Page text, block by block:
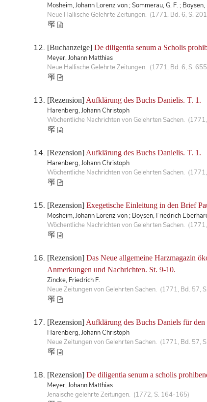
Mosheim, Johann Lorenz von ; Sommerau, G. F. ;
Neue Hallische Gelehrte Zeitungen. (1771, Bd. 6, S.
[Buchanzeige] De diligentia senum a Scholis
Meyer, Johann Matthias
Neue Hallische Gelehrte Zeitungen. (1771, Bd. 6, S.
[Rezension] Aufklärung des Buchs Danielis. T. 1.
Harenberg, Johann Christoph
Wöchentliche Nachrichten von Gelehrten Sachen.
[Rezension] Aufklärung des Buchs Danielis. T. 1.
Harenberg, Johann Christoph
Wöchentliche Nachrichten von Gelehrten Sachen.
[Rezension] Exegetische Einleitung in den Brief
Mosheim, Johann Lorenz von ; Boysen, Friedrich
Wöchentliche Nachrichten von Gelehrten Sachen.
[Rezension] Das Neue allgemeine Harzmagazin
Anmerkungen und Nachrichten. St. 9-10.
Zincke, Friedrich F.
Neue Zeitungen von Gelehrten Sachen. (1771, Bd. 57,
[Rezension] Aufklärung des Buchs Daniels für
Harenberg, Johann Christoph
Neue Zeitungen von Gelehrten Sachen. (1771, Bd. 57,
[Rezension] De diligentia senum a scholis
Meyer, Johann Matthias
Jenaische gelehrte Zeitungen. (1772, S. 164-165)